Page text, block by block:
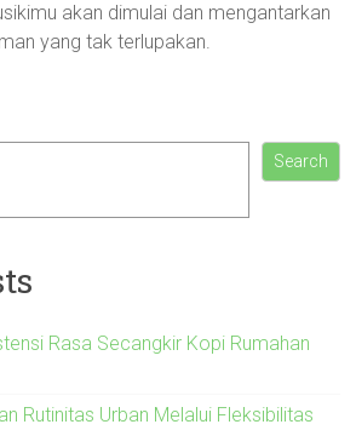
akan dimulai dan mengantarkan
yang tak terlupakan.
Search
Rasa Secangkir Kopi Rumahan
Rutinitas Urban Melalui Fleksibilitas